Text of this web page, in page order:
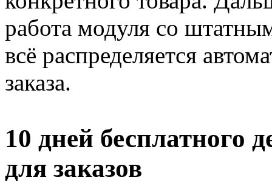
работа модуля со
всё распределяется
заказа.
10 дней
для заказов